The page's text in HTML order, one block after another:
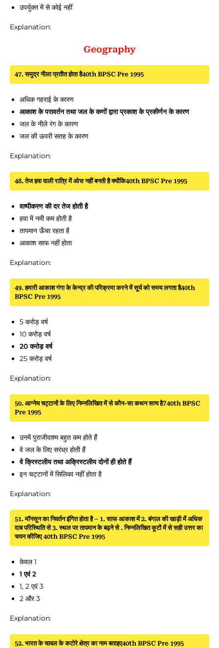
उपर्युक्त में से कोई नहीं
Explanation:
Geography
47. समुद्र नीला प्रतीत होता है40th BPSC Pre 1995
अधिक गहराई के कारण
आकाश के परावर्तन तथा जल के कणों द्वारा प्रकाश के प्रकीर्णन के कारण
जल के नीले रंग के कारण
जल की ऊपरी सतह के कारण
Explanation:
48. तेज हवा वाली रात्रि में ओस नहीं बनती है क्योंकि40th BPSC Pre 1995
वाष्पीकरण की दर तेज होती है
हवा में नमी कम होती है
तापमान ऊँचा रहता है
आकाश साफ नहीं होता
Explanation:
49. हमारी आकाश गंगा के केन्द्र की परिक्रमा करने में सूर्य को समय लगता है40th
BPSC Pre 1995
5 करोड़ वर्ष
10 करोड़ वर्ष
20 करोड़ वर्ष
25 करोड़ वर्ष
Explanation:
50. आग्नेय चट्टानों के लिए निम्नलिखित में से कौन-सा कथन सत्य है?40th BPSC
Pre 1995
उनमें पुराजीवाश्म बहुत कम होते हैं
वे जल के लिए सरंध्र होती हैं
वे क्रिस्टलीय तथा अक्रिस्टलीय दोनों ही होते हैं
इन चट्टानों में सिलिका नहीं होता है
Explanation:
51. मॉनसून का निवर्तन इंगित होता है – 1. साफ आकाश में 2. बंगाल की खाड़ी में अधिक
दाब परिस्थिति से 3. स्थल पर तापमान के बढ़ने से . निम्नलिखित कूटों में से सही उत्तर का
चयन कीजिए 40th BPSC Pre 1995
केवल 1
1 एवं 2
1, 2 एवं 3
2 और 3
Explanation:
52. भारत के चावल के कटोरे क्षेत्र का नाम बताइए40th BPSC Pre 1995